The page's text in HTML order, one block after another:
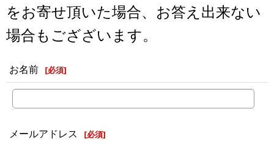
をお寄せ頂いた場合、お答え出来ない
場合もござざいます。
お名前 [必須]
メールアドレス [必須]